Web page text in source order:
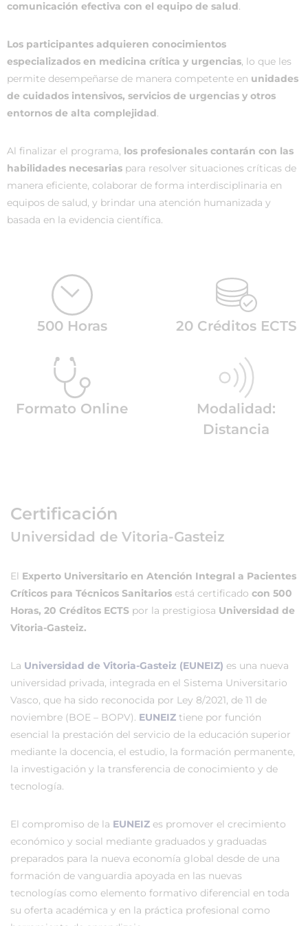
comunicación efectiva con el equipo de salud.
Los participantes adquieren conocimientos
especializados en medicina crítica y urgencias, lo que les
permite desempeñarse de manera competente en unidades
de cuidados intensivos, servicios de urgencias y otros
entornos de alta complejidad.
Al finalizar el programa, los profesionales contarán con las
habilidades necesarias para resolver situaciones críticas de
manera eficiente, colaborar de forma interdisciplinaria en
equipos de salud, y brindar una atención humanizada y
basada en la evidencia científica.
500 Horas 20 Créditos ECTS
Formato Online
Modalidad:
Distancia
Certificación
Universidad de Vitoria-Gasteiz
El Experto Universitario en Atención Integral a Pacientes
Críticos para Técnicos Sanitarios está certificado con 500
Horas, 20 Créditos ECTS por la prestigiosa Universidad de
Vitoria-Gasteiz.
La Universidad de Vitoria-Gasteiz (EUNEIZ) es una nueva
universidad privada, integrada en el Sistema Universitario
Vasco, que ha sido reconocida por Ley 8/2021, de 11 de
noviembre (BOE – BOPV). EUNEIZ tiene por función
esencial la prestación del servicio de la educación superior
mediante la docencia, el estudio, la formación permanente,
la investigación y la transferencia de conocimiento y de
tecnología.
El compromiso de la EUNEIZ es promover el crecimiento
económico y social mediante graduados y graduadas
preparados para la nueva economía global desde de una
formación de vanguardia apoyada en las nuevas
tecnologías como elemento formativo diferencial en toda
su oferta académica y en la práctica profesional como